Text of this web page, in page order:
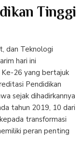
Tinggi
dan Teknologi
hari ini
26 yang bertajuk
Pendidikan
sejak dihadirkannya
tahun 2019, 10 dari
transformasi
peran penting